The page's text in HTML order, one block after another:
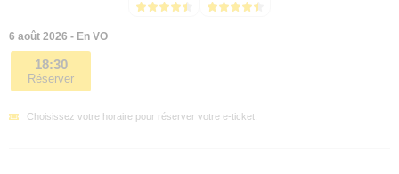
6 août 2026 - En VO
18:30
Réserver
Choisissez votre horaire pour réserver votre e-ticket.